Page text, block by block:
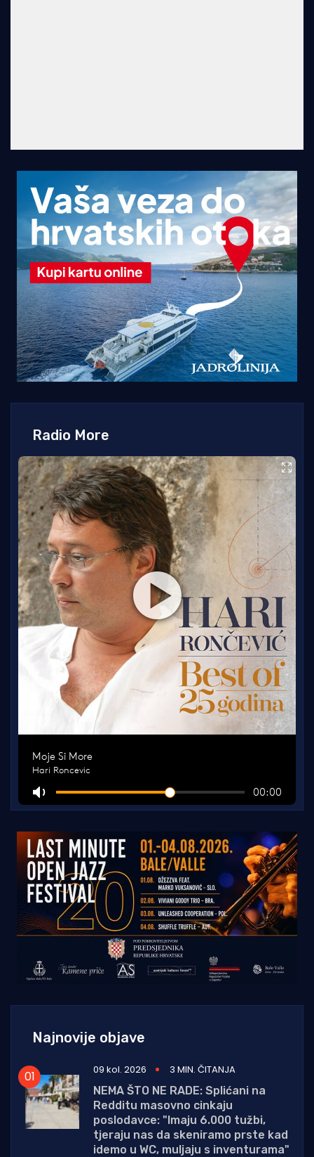
Radio More
Najnovije objave
09 kol. 2026
3 MIN. ČITANJA
NEMA ŠTO NE RADE: Splićani na
Redditu masovno cinkaju
poslodavce: "Imaju 6.000 tužbi,
tjeraju nas da skeniramo prste kad
idemo u WC, muljaju s inventurama"